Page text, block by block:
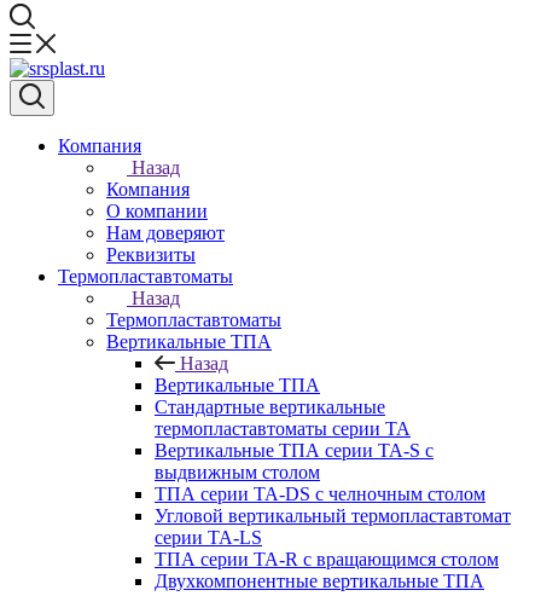
Компания
Назад
Компания
О компании
Нам доверяют
Реквизиты
Термопластавтоматы
Назад
Термопластавтоматы
Вертикальные ТПА
Назад
Вертикальные ТПА
Стандартные вертикальные
термопластавтоматы серии ТА
Вертикальные ТПА серии ТА-S с
выдвижным столом
ТПА серии ТА-DS с челночным столом
Угловой вертикальный термопластавтомат
серии ТА-LS
ТПА серии ТА-R с вращающимся столом
Двухкомпонентные вертикальные ТПА